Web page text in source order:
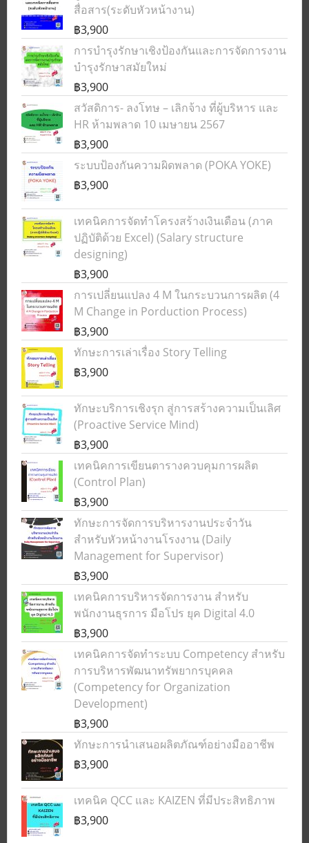
สื่อสาร(ระดับหัวหน้างาน)
฿3,900
การบำรุงรักษาเชิงป้องกันและการจัดการงาน
บำรุงรักษาสมัยใหม่
฿3,900
สวัสดิการ- ลงโทษ – เลิกจ้าง ที่ผู้บริหาร และ
HR ห้ามพลาด 10 เมษายน 2567
฿3,900
ระบบป้องกันความผิดพลาด (POKA YOKE)
฿3,900
เทคนิคการจัดทำโครงสร้างเงินเดือน (ภาค
ปฏิบัติด้วย Excel) (Salary structure
designing)
฿3,900
การเปลี่ยนแปลง 4 M ในกระบวนการผลิต (4
M Change in Porduction Process)
฿3,900
ทักษะการเล่าเรื่อง Story Telling
฿3,900
ทักษะบริการเชิงรุก สู่การสร้างความเป็นเลิศ
(Proactive Service Mind)
฿3,900
เทคนิคการเขียนตารางควบคุมการผลิต
(Control Plan)
฿3,900
ทักษะการจัดการบริหารงานประจำวัน
สำหรับหัวหน้างานโรงงาน (Daily
Management for Supervisor)
฿3,900
เทคนิคการบริหารจัดการงาน สำหรับ
พนักงานธุรการ มือโปร ยุค Digital 4.0
฿3,900
เทคนิคการจัดทำระบบ Competency สำหรับ
การบริหารพัฒนาทรัพยากรบุคคล
(Competency for Organization
Development)
฿3,900
ทักษะการนำเสนอผลิตภัณฑ์อย่างมืออาชีพ
฿3,900
เทคนิค QCC และ KAIZEN ที่มีประสิทธิภาพ
฿3,900